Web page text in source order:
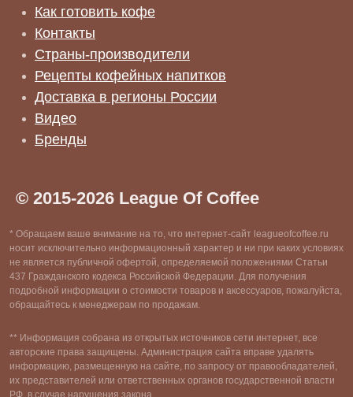
Как готовить кофе
Контакты
Страны-производители
Рецепты кофейных напитков
Доставка в регионы России
Видео
Бренды
© 2015-2026 League Of Coffee
* Обращаем ваше внимание на то, что интернет-сайт leagueofcoffee.ru
носит исключительно информационный характер и ни при каких условиях
не является публичной офертой, определяемой положениями Статьи
437 Гражданского кодекса Российской Федерации. Для получения
подробной информации о стоимости товаров и аксессуаров, пожалуйста,
обращайтесь к менеджерам по продажам.
** Информация собрана из открытых источников сети интернет, все
авторские права защищены. Администрация сайта вправе удалять
информацию, размещенную на сайте, по запросу от правообладателей,
их представителей или ответственных органов государственной власти
РФ, в случае нарушения закона.